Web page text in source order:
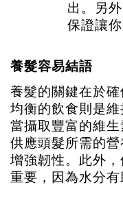
出。另
保證讓
養髮容易結語
養髮的關鍵在於
均衡的飲食則是維
當攝取豐富的維
供應頭髮所需的
增強韌性。此外
重要，因為水分有